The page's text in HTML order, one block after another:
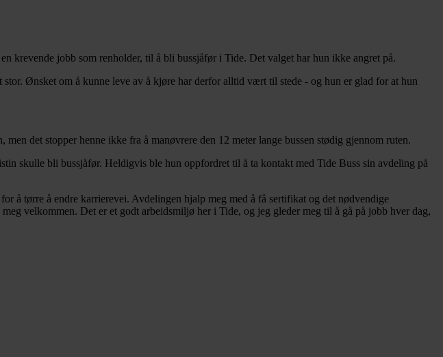
jobb som renholder, til å bli bussjåfør i Tide. Det valget har hun ikke angret på.
Ønsket om å kunne leve av å kjøre har derfor alltid vært til stede - og hun er glad for at hun
det stopper henne ikke fra å manøvrere den 12 meter lange bussen stødig gjennom ruten.
skulle bli bussjåfør. Heldigvis ble hun oppfordret til å ta kontakt med Tide Buss sin avdeling på
å tørre å endre karrierevei. Avdelingen hjalp meg med å få sertifikat og det nødvendige
velkommen. Det er et godt arbeidsmiljø her i Tide, og jeg gleder meg til å gå på jobb hver dag,